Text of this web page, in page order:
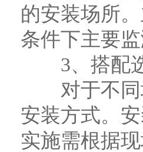
的安装场所
条件下主要
3、搭配
对于不同
安装方式。
实施需根据